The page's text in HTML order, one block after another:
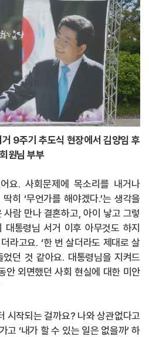
9주기 추도식 현장에서 김양임 후
원님 부부
요. 사회문제에 목소리를 내거나
딱히‘무언가를 해야겠다.’는 생각을
사람 만나 결혼하고 ,아이 낳고 그렇
대통령님 서거 이후 아무것도 하지
라고요. ‘한 번 살더라도 제대로 살
었던 것 같아요. 대통령님을 지켜드
안 외면했던 사회 현실에 대한 미안
시작되는 걸까요? 나와 상관없다고
고 ‘내가 할 수 있는 일은 없을까’하